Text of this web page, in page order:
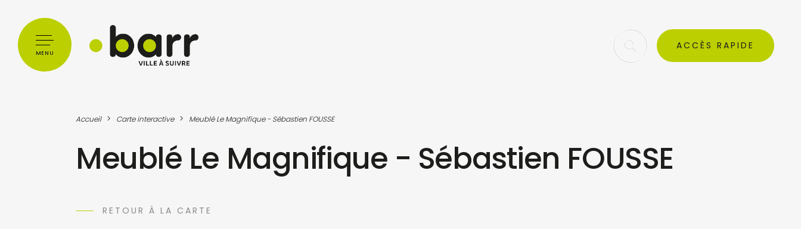
MENU
ACCÈS RAPIDE
Accueil > Carte interactive > Meublé Le Magnifique - Sébastien FOUSSE
Meublé Le Magnifique - Sébastien FOUSSE
RETOUR À LA CARTE